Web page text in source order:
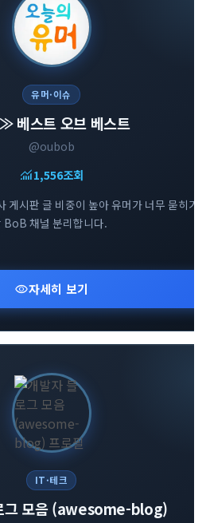
유머·이슈
베스트 오브 베스트
@oubob
monitoring1,556조회
게시판 글 비중이 높아 유머가 너무 묻히기
BoB 채널 분리합니다.
visibility자세히 보기
IT·테크
그 모음 (awesome-blog)